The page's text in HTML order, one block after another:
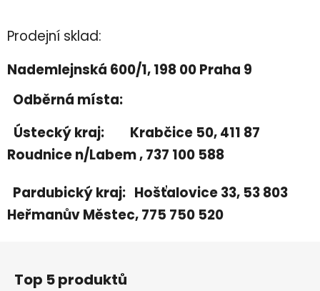
Prodejní sklad:
Nademlejnská 600/1, 198 00 Praha 9
Odběrná místa:
Ústecký kraj: Krabčice 50, 411 87
Roudnice n/Labem , 737 100 588
Pardubický kraj: Hošťalovice 33, 53 803
Heřmanův Městec, 775 750 520
Top 5 produktů